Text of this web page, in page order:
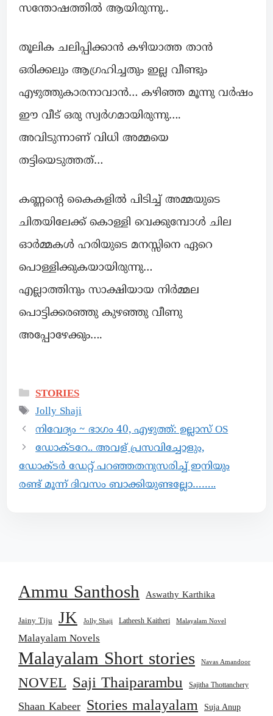
സന്തോഷത്തിൽ ആയിരുന്നു..
തൂലിക ചലിപ്പിക്കാൻ കഴിയാത്ത താൻ
ഒരിക്കലും ആഗ്രഹിച്ചതും ഇല്ല വീണ്ടും
എഴുത്തുകാരനാവാൻ… കഴിഞ്ഞ മൂന്നു വർഷം
ഈ വീട് ഒരു സ്വർഗമായിരുന്നു….
അവിടുന്നാണ് വിധി അമ്മയെ
തട്ടിയെടുത്തത്…
കണ്ണന്റെ കൈകളിൽ പിടിച്ച് അമ്മയുടെ
ചിതയിലേക്ക് കൊള്ളി വെക്കുമ്പോൾ ചില
ഓർമ്മകൾ ഹരിയുടെ മനസ്സിനെ ഏറെ
പൊള്ളിക്കുകയായിരുന്നു…
എല്ലാത്തിനും സാക്ഷിയായ നിർമ്മല
പൊട്ടിക്കരഞ്ഞു കുഴഞ്ഞു വീണു
അപ്പോഴേക്കും….
STORIES
Jolly Shaji
നിവേദ്യം ~ ഭാഗം 40, എഴുത്ത്: ഉല്ലാസ് OS
ഡോക്ടറേ.. അവള് പ്രസവിച്ചോളും,
ഡോക്ടർ ഡേറ്റ് പറഞ്ഞതനുസരിച്ച് ഇനിയും
രണ്ട് മൂന്ന് ദിവസം ബാക്കിയുണ്ടല്ലോ……..
Ammu Santhosh Aswathy Karthika
Jainy Tiju JK Jolly Shaji Latheesh Kaitheri Malayalam Novel
Malayalam Novels
Malayalam Short stories Navas Amandoor
NOVEL Saji Thaiparambu Sajitha Thottanchery
Shaan Kabeer Stories malayalam Suja Anup